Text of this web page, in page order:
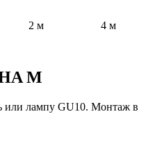
2 м 4 м
M
или лампу GU10. Монтаж в